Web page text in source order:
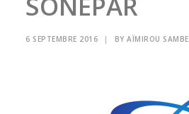
6 SEPTEMBRE 2016 | BY AÏMIROU SAMBE